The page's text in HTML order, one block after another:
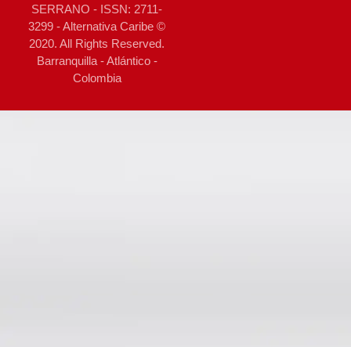
SERRANO - ISSN: 2711-
3299 - Alternativa Caribe ©
2020. All Rights Reserved.
Barranquilla - Atlántico -
Colombia